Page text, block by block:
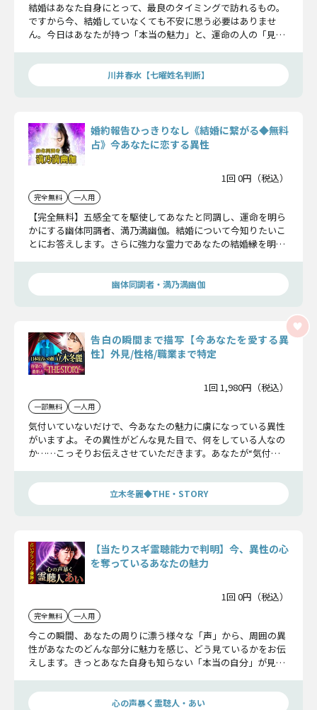
結婚はあなた自身にとって、最良のタイミングで訪れるもの。
ですから今、結婚していなくても不安に思う必要はありませ
ん。今日はあなたが持つ「本当の魅力」と、運命の人の「見極
川井春水【七曜姓名判断】
婚約報告ひっきりなし《結婚に繋がる◆無料
占》今あなたに恋する異性
1回 0円（税込）
完全無料 一人用
【完全無料】五感全てを駆使してあなたと同調し、運命を明ら
かにする幽体同調者、満乃満幽伽。結婚について今知りたいこ
とにお答えします。さらに強力な霊力であなたの結婚縁を明ら
幽体同調者・満乃満幽伽
告白の瞬間まで描写【今あなたを愛する異
性】外見/性格/職業まで特定
1回 1,980円（税込）
一部無料 一人用
気付いていないだけで、今あなたの魅力に虜になっている異性
がいますよ。その異性がどんな見た目で、何をしている人なの
か……こっそりお伝えさせていただきます。あなたが“気付く
立木冬麗◆THE・STORY
【当たりスギ霊聴能力で判明】今、異性の心
を奪っているあなたの魅力
1回 0円（税込）
完全無料 一人用
今この瞬間、あなたの周りに漂う様々な「声」から、周囲の異
性があなたのどんな部分に魅力を感じ、どう見ているかをお伝
えします。きっとあなた自身も知らない「本当の自分」が見え
心の声暴く霊聴人・あい